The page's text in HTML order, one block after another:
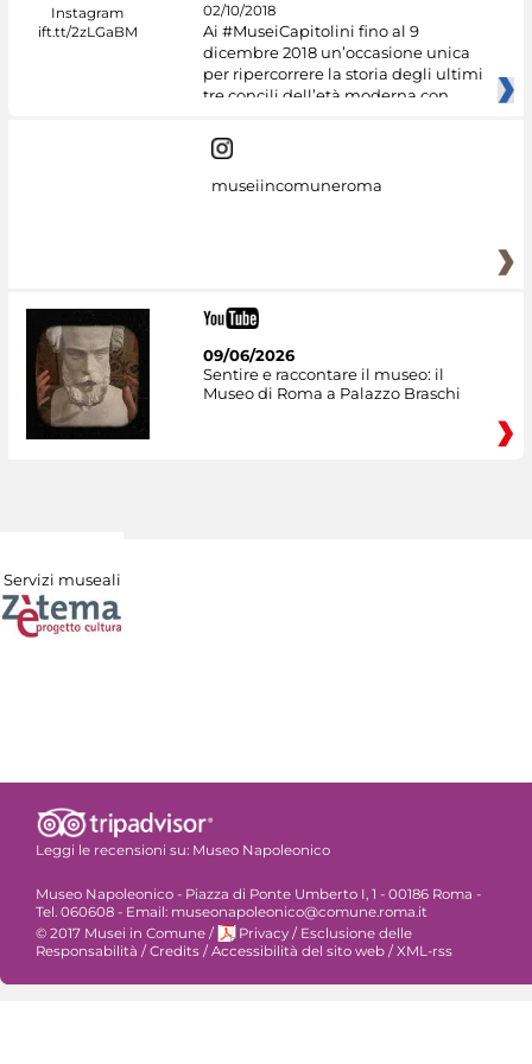
02/10/2018
Ai #MuseiCapitolini fino al 9
dicembre 2018 un’occasione unica
per ripercorrere la storia degli ultimi
tre concili dell’età moderna con
museiincomuneroma
09/06/2026
Sentire e raccontare il museo: il
Museo di Roma a Palazzo Braschi
Servizi museali
Leggi le recensioni su: Museo Napoleonico
Museo Napoleonico - Piazza di Ponte Umberto I, 1 - 00186 Roma -
Tel. 060608 - Email: museonapoleonico@comune.roma.it
© 2017 Musei in Comune / Privacy / Esclusione delle
Responsabilità / Credits / Accessibilità del sito web / XML-rss